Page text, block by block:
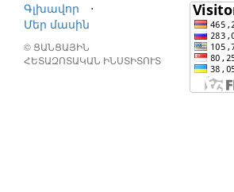
Գլխավոր
⋅
Մեր մասին
© ՑԱՆՑԱՅԻՆ
ՀԵՏԱԶՈՏԱԿԱՆ ԻՆՍՏԻՏՈՒՏ